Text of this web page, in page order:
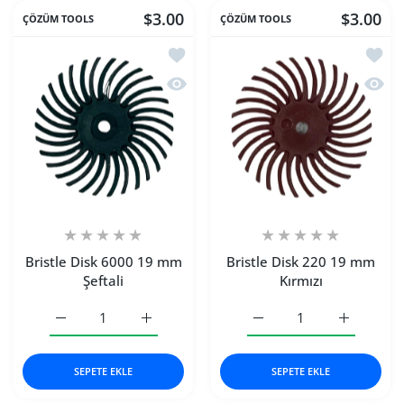
ÇÖZÜM TOOLS $3.00
İstek listesine ekle Bristle Disk 6000
Hızlı Görünüm Bristle Disk 6000 19
Bristle Disk 6000 19 mm
Şeftali
Bristle Disk 6000 19 mm Şeftali Default
Bristle Disk 6000 19 mm Şeftali Default Title için adedi
SEPETE EKLE
ÇÖZÜM TOOLS $3.00
İstek
Hızlı
Bristle Disk 220 19 mm
Kırmızı
Bristle
Bristle Disk 220 19 mm
SEPETE EKLE